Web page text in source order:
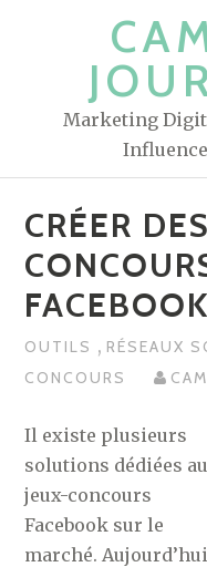
Marketing
CRÉER
OUTILS , RÉSEAUX
CONCOURS
Il existe plusieurs
solutions dédiées
jeux-concours
Facebook sur le
marché.